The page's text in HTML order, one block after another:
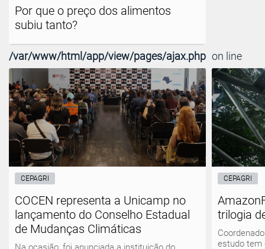
Por que o preço dos alimentos
subiu tanto?
/var/www/html/app/view/pages/ajax.php on line
CEPAGRI
COCEN representa a Unicamp no
lançamento do Conselho Estadual
de Mudanças Climáticas
CEPAGRI
trilogia
estudo tem